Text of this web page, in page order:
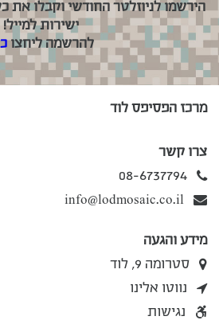
הירשמו לניוזלטר החודשי וקבלו את
ישירות למייל!
להרשמה ליחצו
מרכז הפסיפס לוד
צרו קשר
08-6737794
info@lodmosaic.co.il
מידע והגעה
סטרומה 9, לוד
נווטו אלינו
נגישות